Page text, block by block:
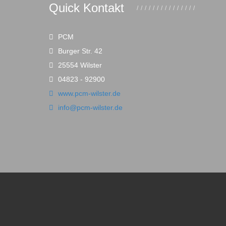
Quick Kontakt
PCM
Burger Str. 42
25554 Wilster
04823 - 92900
www.pcm-wilster.de
info@pcm-wilster.de